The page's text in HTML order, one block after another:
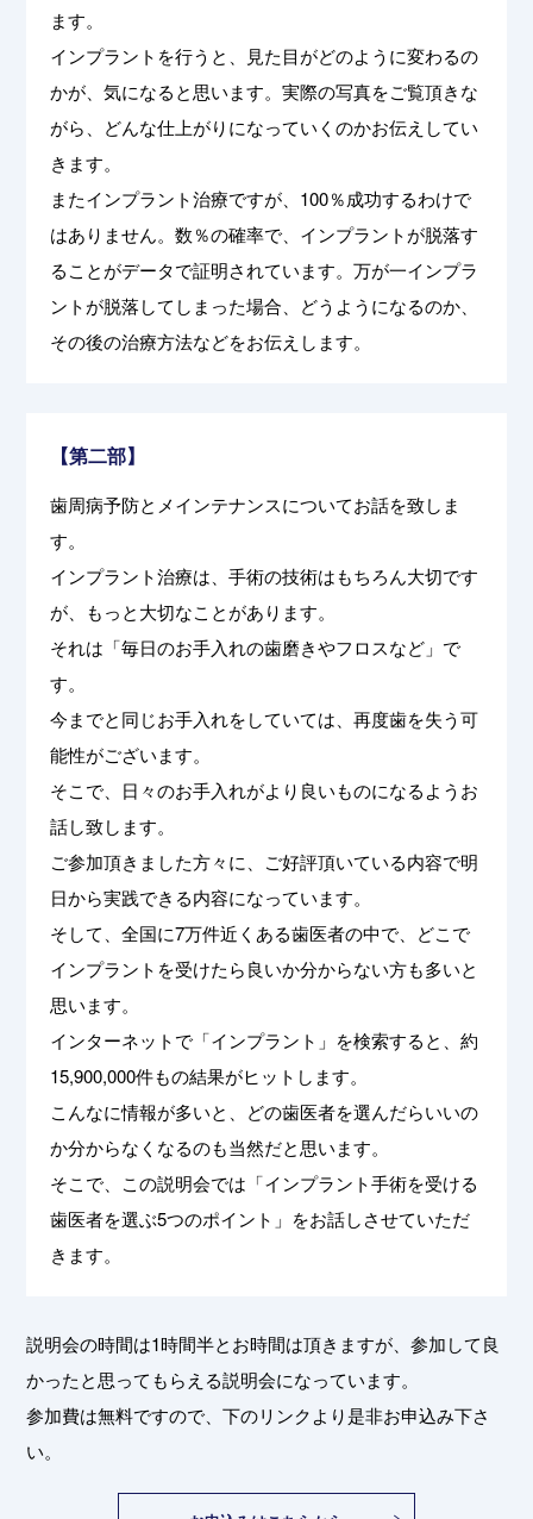
ます。
インプラントを行うと、見た目がどのように変わるの
かが、気になると思います。実際の写真をご覧頂きな
がら、どんな仕上がりになっていくのかお伝えしてい
きます。
またインプラント治療ですが、100％成功するわけで
はありません。数％の確率で、インプラントが脱落す
ることがデータで証明されています。万が一インプラ
ントが脱落してしまった場合、どうようになるのか、
その後の治療方法などをお伝えします。
【第二部】
歯周病予防とメインテナンスについてお話を致しま
す。
インプラント治療は、手術の技術はもちろん大切です
が、もっと大切なことがあります。
それは「毎日のお手入れの歯磨きやフロスなど」で
す。
今までと同じお手入れをしていては、再度歯を失う可
能性がございます。
そこで、日々のお手入れがより良いものになるようお
話し致します。
ご参加頂きました方々に、ご好評頂いている内容で明
日から実践できる内容になっています。
そして、全国に7万件近くある歯医者の中で、どこで
インプラントを受けたら良いか分からない方も多いと
思います。
インターネットで「インプラント」を検索すると、約
15,900,000件もの結果がヒットします。
こんなに情報が多いと、どの歯医者を選んだらいいの
か分からなくなるのも当然だと思います。
そこで、この説明会では「インプラント手術を受ける
歯医者を選ぶ5つのポイント」をお話しさせていただ
きます。
説明会の時間は1時間半とお時間は頂きますが、参加して良
かったと思ってもらえる説明会になっています。
参加費は無料ですので、下のリンクより是非お申込み下さ
い。